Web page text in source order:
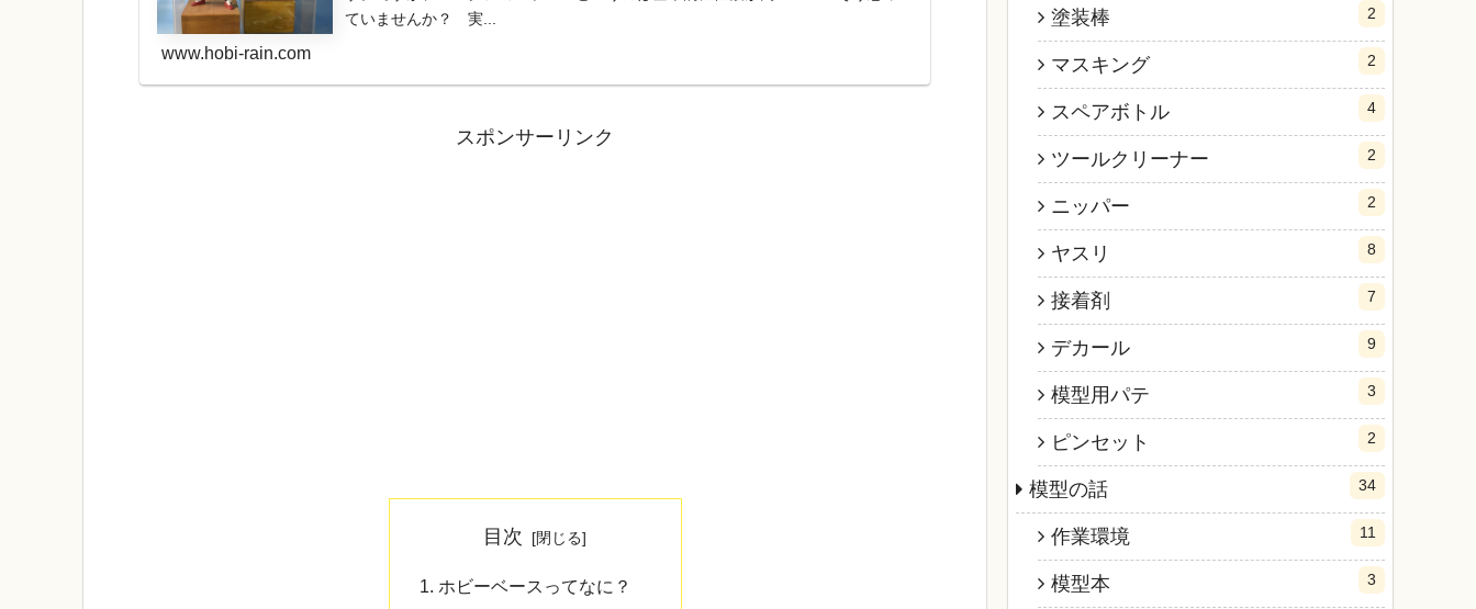
ていませんか？ 実...
www.hobi-rain.com
スポンサーリンク
目次
ホビーベースってなに？
塗装棒 2
マスキング 2
スペアボトル 4
ツールクリーナー 2
ニッパー 2
ヤスリ 8
接着剤 7
デカール 9
模型用パテ 3
ピンセット 2
模型の話 34
作業環境 11
模型本 3